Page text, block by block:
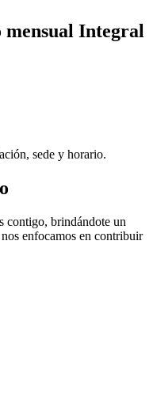
Integral
sede y horario.
contigo, brindándote un
enfocamos en contribuir